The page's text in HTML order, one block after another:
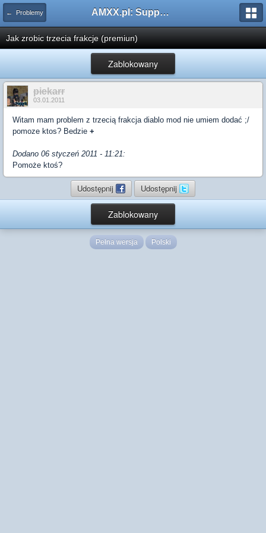
← Problemy AMXX.pl: Support AMX Mod X i SourceMod
Jak zrobic trzecia frakcje (premiun)
Zablokowany
piekarr
03.01.2011
Witam mam problem z trzecią frakcja diablo mod nie umiem dodać ;/
pomoze ktos? Bedzie +
Dodano 06 styczeń 2011 - 11:21:
Pomoże ktoś?
Udostępnij Udostępnij
Zablokowany
Pełna wersja Polski